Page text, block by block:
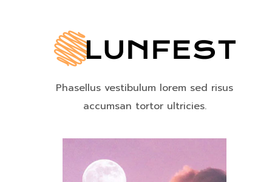
Phasellus vestibulum lorem sed risus
accumsan tortor ultricies.